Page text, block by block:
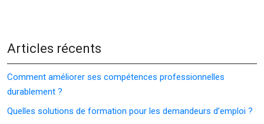
Articles récents
Comment améliorer ses compétences professionnelles
durablement ?
Quelles solutions de formation pour les demandeurs d’emploi ?